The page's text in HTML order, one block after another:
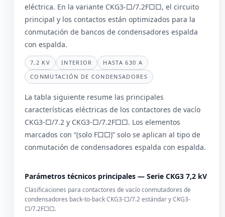
eléctrica. En la variante CKG3-□/7.2F□□, el circuito
principal y los contactos están optimizados para la
conmutación de bancos de condensadores espalda
con espalda.
7,2 KV INTERIOR
HASTA 630 A
CONMUTACIÓN DE CONDENSADORES
La tabla siguiente resume las principales
características eléctricas de los contactores de vacío
CKG3-□/7.2 y CKG3-□/7.2F□□. Los elementos
marcados con “(solo F□□)” solo se aplican al tipo de
conmutación de condensadores espalda con espalda.
Parámetros técnicos principales — Serie CKG3 7,2 kV
Clasificaciones para contactores de vacío conmutadores de
condensadores back-to-back CKG3-□/7.2 estándar y CKG3-
□/7.2F□□.